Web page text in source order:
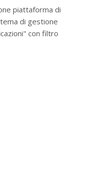
piattaforma di
di gestione
con filtro